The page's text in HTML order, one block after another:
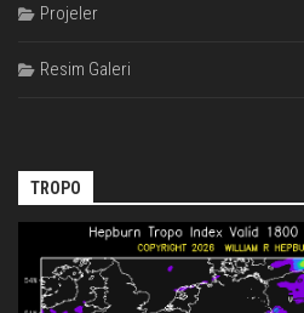
Projeler
Resim Galeri
TROPO